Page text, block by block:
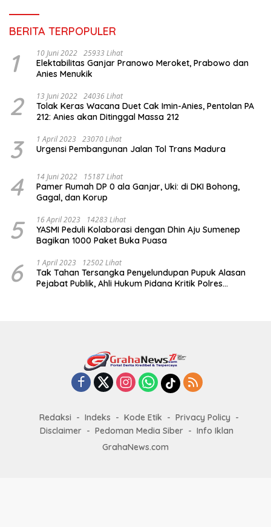
BERITA TERPOPULER
1 10 Juni 2022 25933 Lihat
Elektabilitas Ganjar Pranowo Meroket, Prabowo dan
Anies Menukik
2 13 Juni 2022 24036 Lihat
Tolak Keras Wacana Duet Cak Imin-Anies, Pentolan PA
212: Anies akan Ditinggal Massa 212
3 1 April 2023 23070 Lihat
Urgensi Pembangunan Jalan Tol Trans Madura
4 14 Juni 2022 15187 Lihat
Pamer Rumah DP 0 ala Ganjar, Uki: di DKI Bohong,
Gagal, dan Korup
5 16 April 2023 14283 Lihat
YASMI Peduli Kolaborasi dengan Dhin Aju Sumenep
Bagikan 1000 Paket Buka Puasa
6 1 April 2023 12502 Lihat
Tak Tahan Tersangka Penyelundupan Pupuk Alasan
Pejabat Publik, Ahli Hukum Pidana Kritik Polres
Redaksi Indeks Kode Etik
Privacy Policy
Disclaimer
Pedoman Media Siber
Info Iklan
GrahaNews.com